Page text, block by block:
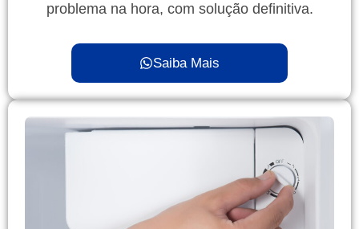
problema na hora, com solução definitiva.
Saiba Mais